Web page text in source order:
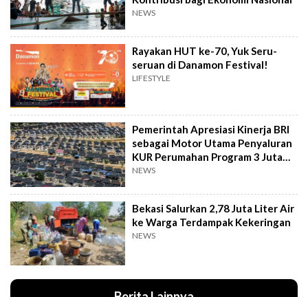
NEWS
Rayakan HUT ke-70, Yuk Seru-
seruan di Danamon Festival!
LIFESTYLE
Pemerintah Apresiasi Kinerja BRI
sebagai Motor Utama Penyaluran
KUR Perumahan Program 3 Juta
Rumah
NEWS
Bekasi Salurkan 2,78 Juta Liter Air
ke Warga Terdampak Kekeringan
NEWS